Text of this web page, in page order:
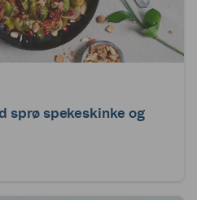
sprø spekeskinke og